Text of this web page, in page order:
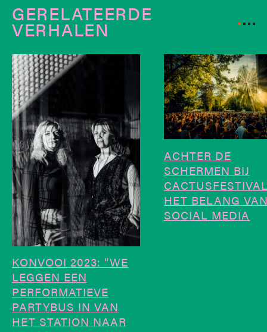
GERELATEERDE
VERHALEN
KONVOOI 2023: “WE
LEGGEN EEN
PERFORMATIEVE
PARTYBUS IN VAN
HET STATION NAAR
ACHTER DE
SCHERMEN BIJ
HET BELANG
SOCIAL MEDIA